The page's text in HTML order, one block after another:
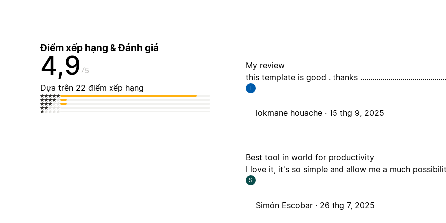
Điểm xếp hạng & Đánh giá
4,9 5
Dựa trên 22 điểm xếp hạng
My review
this template is good . thanks
L
lokmane houache · 15 thg 9, 2025
Best tool in world for productivity
I love it, it's so simple and allow me a much
S
Simón Escobar · 26 thg 7, 2025